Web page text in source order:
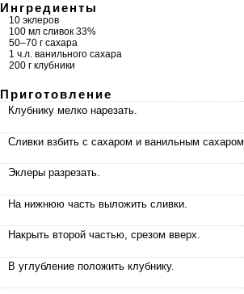
Ингредиенты
10 эклеров
100 мл сливок 33%
50–70 г сахара
1 ч.л. ванильного сахара
200 г клубники
Приготовление
Клубнику мелко нарезать.
Сливки взбить с сахаром и ванильным сахаром.
Эклеры разрезать.
На нижнюю часть выложить сливки.
Накрыть второй частью, срезом вверх.
В углубление положить клубнику.